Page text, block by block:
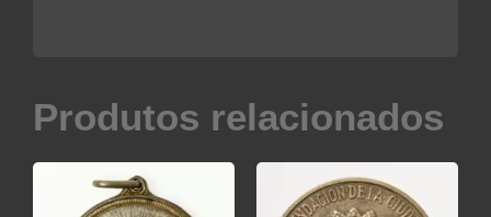
Produtos relacionados